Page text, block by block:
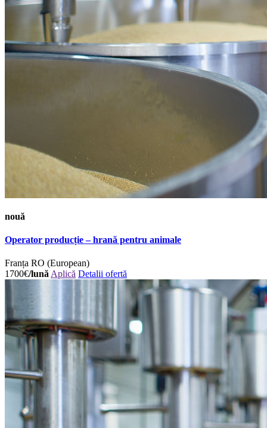
nouă
Operator producție – hrană pentru animale
Franța RO (European)
1700€/lună Aplică Detalii ofertă